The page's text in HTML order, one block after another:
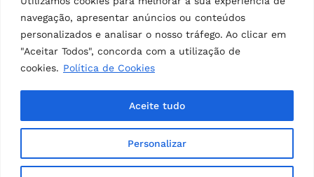
navegação, apresentar anúncios ou conteúdos
personalizados e analisar o nosso tráfego. Ao clicar em
"Aceitar Todos", concorda com a utilização de
cookies. Política de Cookies
Personalizar
Aceite tudo
Siga-Nos Em
Política de cookies
Termos de uso